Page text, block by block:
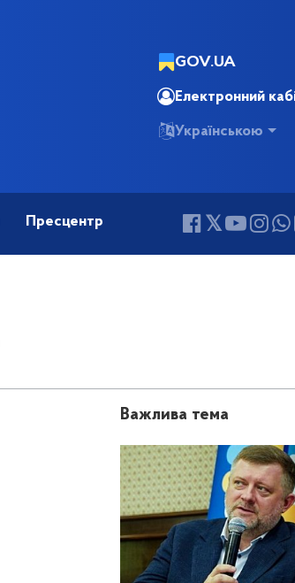
GOV.UA
Електронний
Українською
Пресцентр
Важлива тема